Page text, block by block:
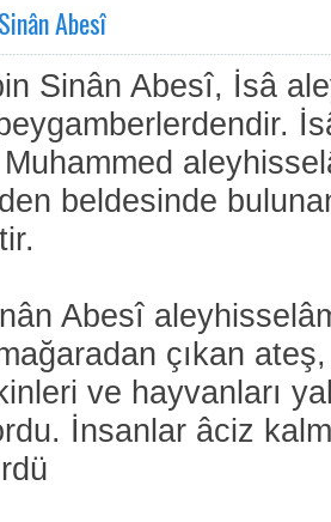
Abesî
Sinân Abesî, İsâ
beldesinde
Abesî
çıkan
ve hayvanları
İnsanlar âciz